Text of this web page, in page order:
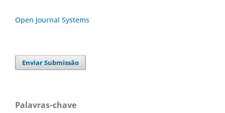
Open Journal Systems
Enviar Submissão
Palavras-chave